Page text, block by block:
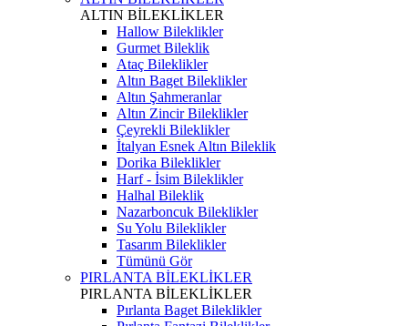
ALTIN BİLEKLİKLER
Hallow Bileklikler
Gurmet Bileklik
Ataç Bileklikler
Altın Baget Bileklikler
Altın Şahmeranlar
Altın Zincir Bileklikler
Çeyrekli Bileklikler
İtalyan Esnek Altın Bileklik
Dorika Bileklikler
Harf - İsim Bileklikler
Halhal Bileklik
Nazarboncuk Bileklikler
Su Yolu Bileklikler
Tasarım Bileklikler
Tümünü Gör
PIRLANTA BİLEKLİKLER
PIRLANTA BİLEKLİKLER
Pırlanta Baget Bileklikler